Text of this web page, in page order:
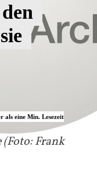
Frank
als eine Min. Lesezeit